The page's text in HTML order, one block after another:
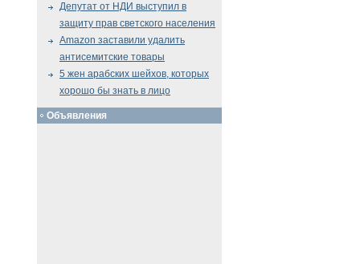
Депутат от НДИ выступил в
защиту прав светского населения
Amazon заставили удалить
антисемитские товары
5 жен арабских шейхов, которых
хорошо бы знать в лицо
Объявления